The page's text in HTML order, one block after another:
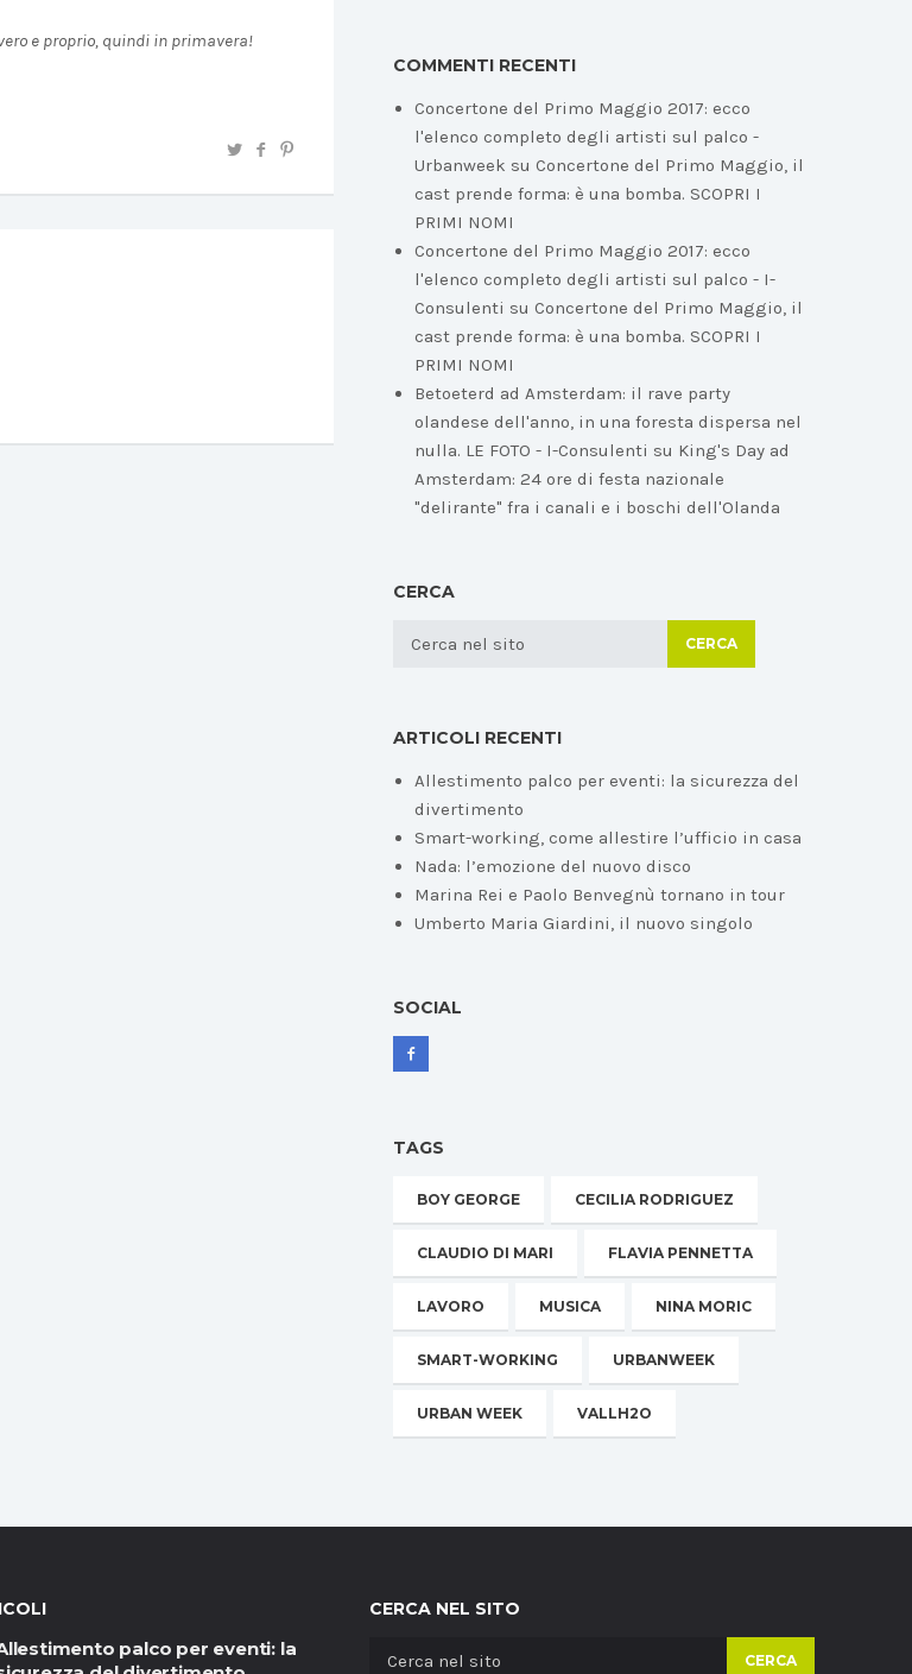
e proprio, quindi in primavera!
COMMENTI RECENTI
Concertone del Primo Maggio 2017: ecco
l'elenco completo degli artisti sul palco -
Urbanweek su Concertone del Primo Maggio, il
cast prende forma: è una bomba. SCOPRI I
PRIMI NOMI
Concertone del Primo Maggio 2017: ecco
l'elenco completo degli artisti sul palco - I-
Consulenti su Concertone del Primo Maggio, il
cast prende forma: è una bomba. SCOPRI I
PRIMI NOMI
Betoeterd ad Amsterdam: il rave party
olandese dell'anno, in una foresta dispersa nel
nulla. LE FOTO - I-Consulenti su King's Day ad
Amsterdam: 24 ore di festa nazionale
"delirante" fra i canali e i boschi dell'Olanda
CERCA
CERCA
ARTICOLI RECENTI
Allestimento palco per eventi: la sicurezza del
divertimento
Smart-working, come allestire l’ufficio in casa
Nada: l’emozione del nuovo disco
Marina Rei e Paolo Benvegnù tornano in tour
Umberto Maria Giardini, il nuovo singolo
SOCIAL
TAGS
BOY GEORGE CECILIA RODRIGUEZ
CLAUDIO DI MARI FLAVIA PENNETTA
LAVORO MUSICA NINA MORIC
SMART-WORKING URBANWEEK
URBAN WEEK VALLH2O
palco per eventi: la
CERCA NEL SITO
CERCA